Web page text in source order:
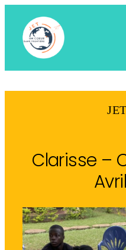
contenu
Clarisse –